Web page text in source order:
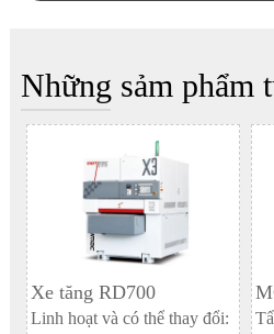
Những sảm phẩm
Xe tăng RD700
Linh hoạt và có thể thay đổi: